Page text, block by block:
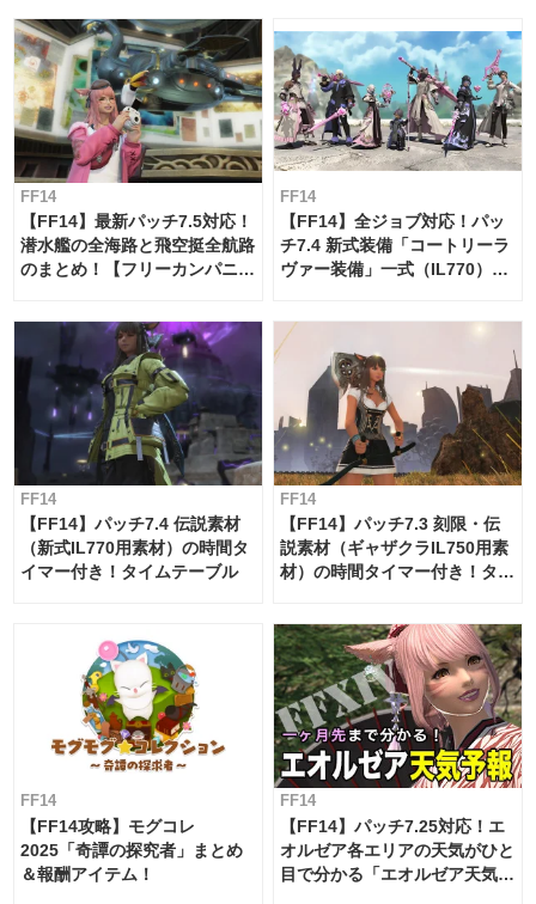
FF14
【FF14】最新パッチ7.5対応！
潜水艦の全海路と飛空挺全航路
のまとめ！【フリーカンパニ
FF14
【FF14】全ジョブ対応！パッ
チ7.4 新式装備「コートリーラ
ヴァー装備」一式（IL770）の
FF14
【FF14】パッチ7.4 伝説素材
（新式IL770用素材）の時間タ
イマー付き！タイムテーブル
FF14
【FF14】パッチ7.3 刻限・伝
説素材（ギャザクラIL750用素
材）の時間タイマー付き！タイ
FF14
【FF14攻略】モグコレ
2025「奇譚の探究者」まとめ
＆報酬アイテム！
FF14
【FF14】パッチ7.25対応！エ
オルゼア各エリアの天気がひと
目で分かる「エオルゼア天気予